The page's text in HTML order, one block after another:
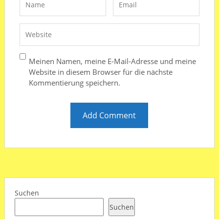
Meinen Namen, meine E-Mail-Adresse und meine
Website in diesem Browser für die nächste
Kommentierung speichern.
Suchen
Suchen